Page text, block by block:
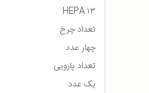
HEPA ۱۳
تعداد چرخ
چهار عدد
تعداد پارویی
یک عدد